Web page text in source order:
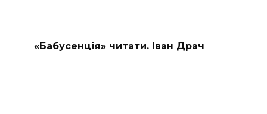
«Бабусенція» читати. Іван Драч